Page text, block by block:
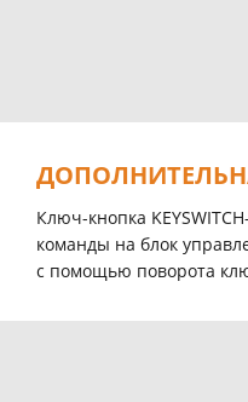
Ключ-кнопка
команды на блок
с помощью поворота